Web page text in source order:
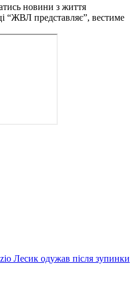
новини з життя
“ЖВЛ представляє”, вестиме
Лесик одужав після зупинки